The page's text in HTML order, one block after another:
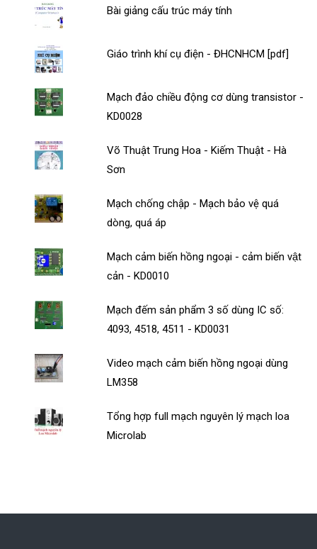
Bài giảng cấu trúc máy tính
Giáo trình khí cụ điện - ĐHCNHCM [pdf]
Mạch đảo chiều động cơ dùng transistor -
KD0028
Võ Thuật Trung Hoa - Kiếm Thuật - Hà
Sơn
Mạch chống chập - Mạch bảo vệ quá
dòng, quá áp
Mạch cảm biến hồng ngoại - cảm biến vật
cản - KD0010
Mạch đếm sản phẩm 3 số dùng IC số:
4093, 4518, 4511 - KD0031
Video mạch cảm biến hồng ngoại dùng
LM358
Tổng hợp full mạch nguyên lý mạch loa
Microlab